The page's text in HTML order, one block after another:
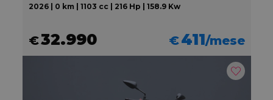
2026 | 0 km | 1103 cc | 216 Hp | 158.9 Kw
€32.990 €411/mese